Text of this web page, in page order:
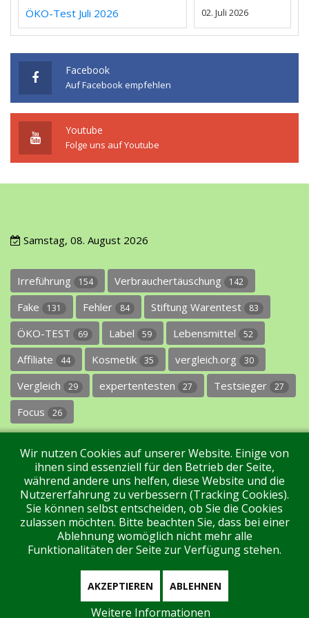
ÖKO-Test Juli 2026 02. Juli 2026
Facebook
Auf Facebook empfehlen
Youtube
Folge uns auf Youtube
Samstag, 08. August 2026
Irreführung 154 Verbrauchertäuschung 142
Fake 131 Fehler 84 Stiftung Warentest 83
ÖKO-TEST 69 Label 59 Lebensmittel 52
Affiliate 44 Kosmetik 35 vergleich.org 30
Vergleich 29 expertentesten 27 Testsieger 27
Focus 26
Impressum Datenschutz Über uns Kontakt
Tags Unterstützen Sie uns! Login
Aktuell sind 147 Gäste und keine Mitglieder online
Wir nutzen Cookies auf unserer Website. Einige von
ihnen sind essenziell für den Betrieb der Seite,
während andere uns helfen, diese Website und die
Nutzererfahrung zu verbessern (Tracking Cookies).
Sie können selbst entscheiden, ob Sie die Cookies
zulassen möchten. Bitte beachten Sie, dass bei einer
Ablehnung womöglich nicht mehr alle
Funktionalitäten der Seite zur Verfügung stehen.
AKZEPTIEREN ABLEHNEN
Weitere Informationen